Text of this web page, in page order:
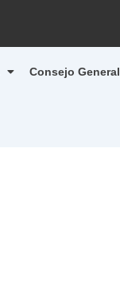
Consejo General